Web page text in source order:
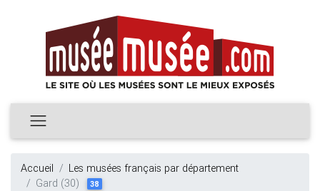
Accueil
Les musées français par département
Gard (30)
38